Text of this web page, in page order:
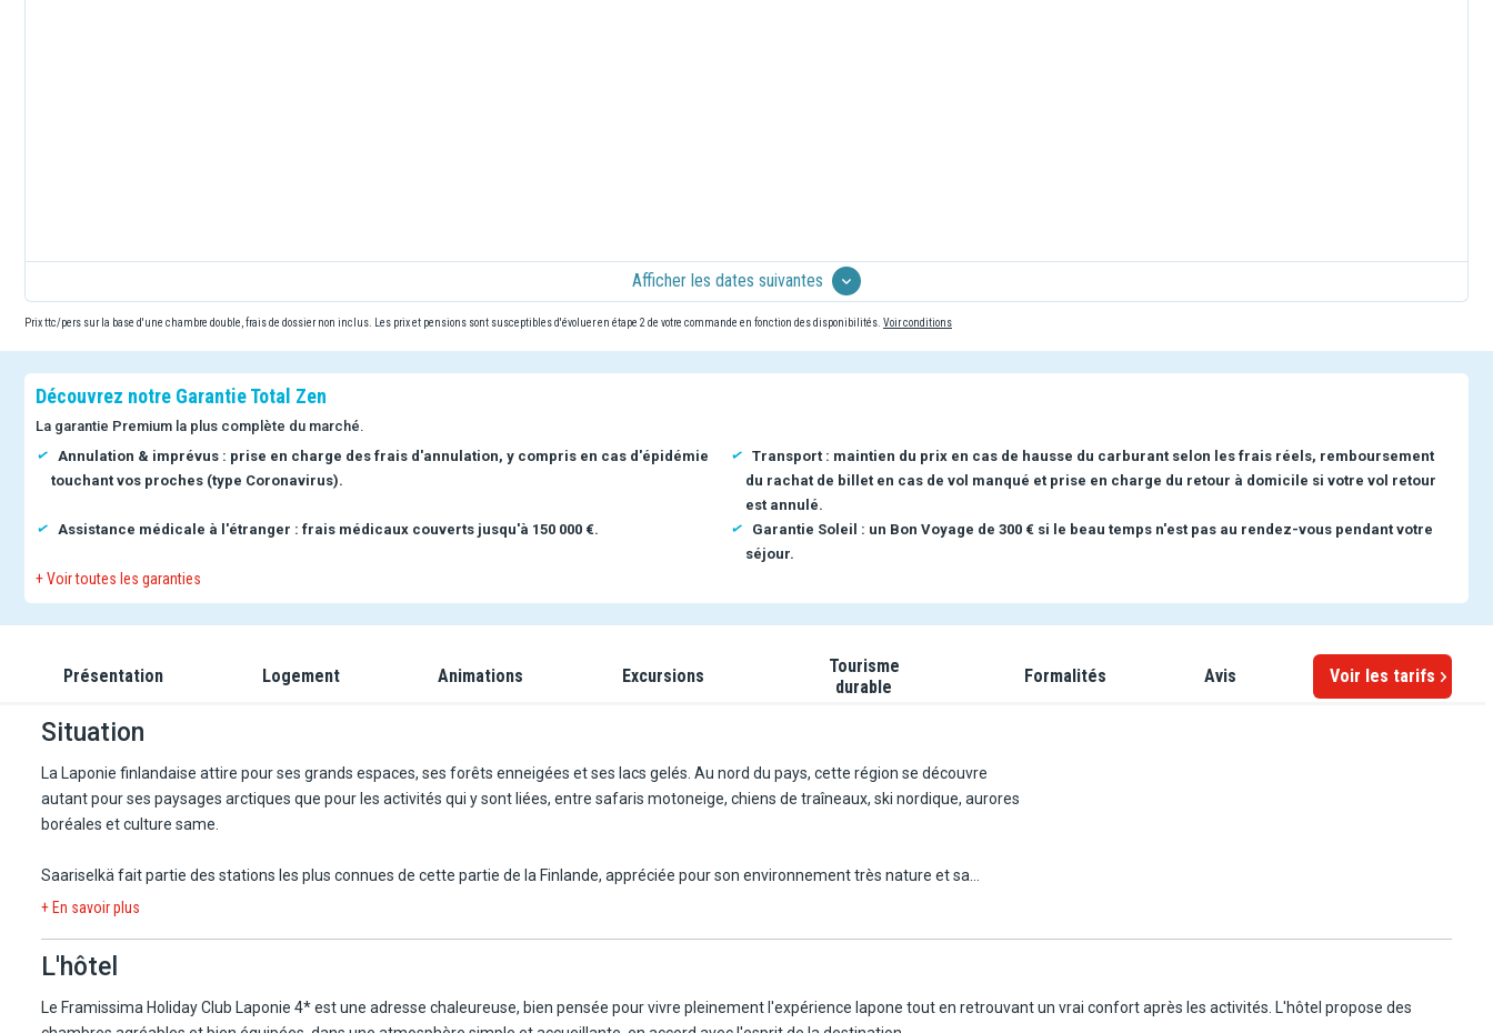
Afficher les dates suivantes
Prix ttc/pers sur la base d'une chambre double, frais de dossier non inclus. Les prix et pensions sont susceptibles d'évoluer en étape 2 de votre commande en fonction des disponibilités. Voir conditions
Découvrez notre Garantie Total Zen
La garantie Premium la plus complète du marché.
Annulation & imprévus : prise en charge des frais d'annulation, y compris en cas d'épidémie
touchant vos proches (type Coronavirus).
Transport : maintien du prix en cas de hausse du carburant selon les frais réels, remboursement
du rachat de billet en cas de vol manqué et prise en charge du retour à domicile si votre vol retour
est annulé.
Assistance médicale à l'étranger : frais médicaux couverts jusqu'à 150 000 €.
Garantie Soleil : un Bon Voyage de 300 € si le beau temps n'est pas au rendez-vous pendant votre
séjour.
+ Voir toutes les garanties
Présentation Logement Animations Excursions
Tourisme
durable
Formalités Avis Voir les tarifs
Situation
La Laponie finlandaise attire pour ses grands espaces, ses forêts enneigées et ses lacs gelés. Au nord du pays, cette région se découvre
autant pour ses paysages arctiques que pour les activités qui y sont liées, entre safaris motoneige, chiens de traîneaux, ski nordique, aurores
boréales et culture same.
Saariselkä fait partie des stations les plus connues de cette partie de la Finlande, appréciée pour son environnement très nature et sa
proximité avec l'un des plus grands parcs nationaux du pays.
Le Framissima Holiday Club Laponie 4* se trouve au cœur du village, à proximité immédiate des commerces, restaurants et bars. La station
de ski et la plus longue piste de luge de Finlande, longue de 1 800 m, sont à 1 km, tandis que les départs de pistes de ski nordique se situent à
300 m.
+ En savoir plus
L'hôtel
Le Framissima Holiday Club Laponie 4* est une adresse chaleureuse, bien pensée pour vivre pleinement l'expérience lapone tout en retrouvant un vrai confort après les activités. L'hôtel propose des